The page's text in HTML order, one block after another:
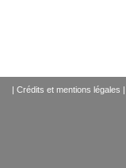
| Crédits et mentions légales